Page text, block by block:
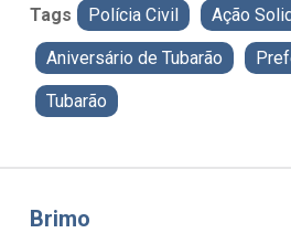
Tags Polícia Civil Ação
Aniversário de Tubarão
Tubarão
Misael Elias